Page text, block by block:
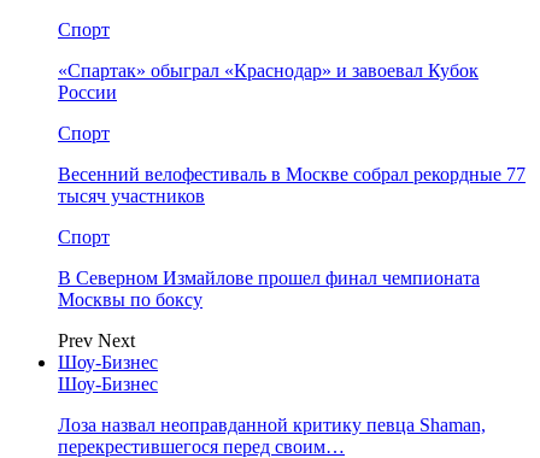
Спорт
«Спартак» обыграл «Краснодар» и завоевал Кубок
России
Спорт
Весенний велофестиваль в Москве собрал рекордные 77
тысяч участников
Спорт
В Северном Измайлове прошел финал чемпионата
Москвы по боксу
Prev Next
Шоу-Бизнес
Шоу-Бизнес
Лоза назвал неоправданной критику певца Shaman,
перекрестившегося перед своим…